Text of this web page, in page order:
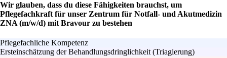
Wir glauben, dass du diese Fähigkeiten brauchst, um
Pflegefachkraft für unser Zentrum für Notfall- und Akutmedizin
ZNA (m/w/d) mit Bravour zu bestehen
Pflegefachliche Kompetenz
Ersteinschätzung der Behandlungsdringlichkeit (Triagierung)